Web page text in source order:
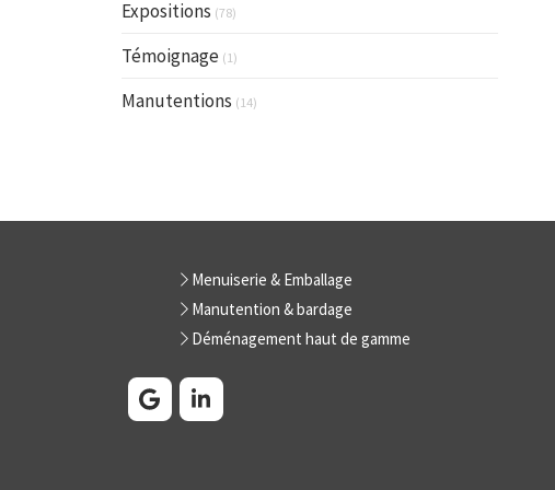
Expositions (78)
Témoignage (1)
Manutentions (14)
Menuiserie & Emballage
Manutention & bardage
Déménagement haut de gamme